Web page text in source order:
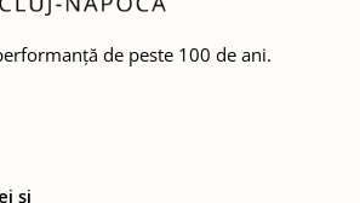
de peste 100 de ani.
și